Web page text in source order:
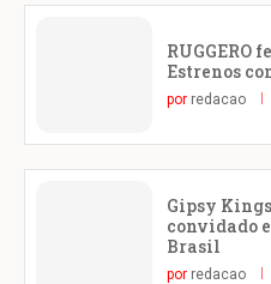
RUGGERO
Estrenos
por redacao
Gipsy
convidado
Brasil
por redacao